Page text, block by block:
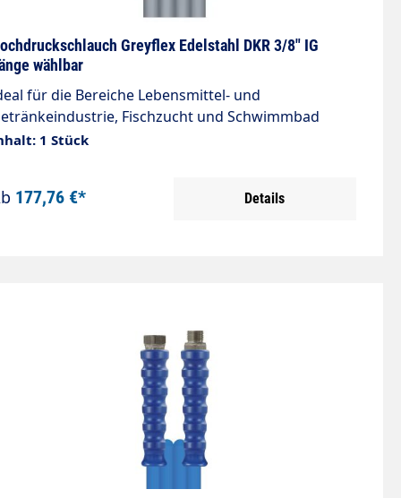
hochzugfeste Textilgeflechte
Greyflex Edelstahl DKR 3/8" IG
wählbar
für die Bereiche Lebensmittel- und
Fischzucht und Schwimmbad
10mm Überwurfmutter: 3/8"
» Hoher Bedienkomfort, extrem leicht
1 Stück
177,76 €* Details